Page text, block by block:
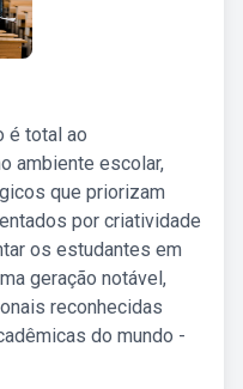
é total ao
ambiente escolar,
que priorizam
por criatividade
os estudantes em
geração notável,
reconhecidas
do mundo -